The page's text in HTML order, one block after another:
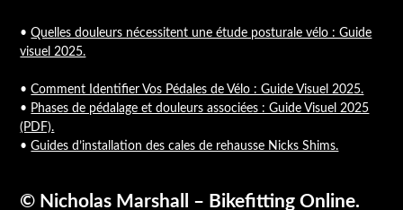
•Quelles douleurs nécessitent une étude posturale vélo : Guide
visuel 2025.
•Comment Identifier Vos Pédales de Vélo : Guide Visuel 2025.
• Phases de pédalage et douleurs associées : Guide Visuel 2025
(PDF).
•Guides d’installation des cales de rehausse Nicks Shims.
© Nicholas Marshall – Bikefitting Online.